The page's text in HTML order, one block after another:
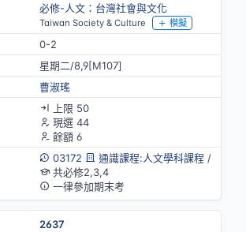
必修-人文：台灣社會與文化
Taiwan Society & Culture 模擬
0-2
星期二/8,9[M107]
曹淑瑤
上限 50
現選 44
餘額 6
03172
通識課程:人文學科課程 /
共必修2,3,4
一律參加期末考
2637